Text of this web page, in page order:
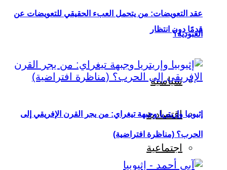
قدمًا دون انتظار
سياسية
اقتصادية
اجتماعية
عقد التعويضات: من يتحمل العبء الحقيقي للتعويضات عن
العبودية؟
إثيوبيا وإريتريا وجبهة تيغراي: من يجر القرن الإفريقي إلى
الحرب؟ (مناظرة افتراضية)